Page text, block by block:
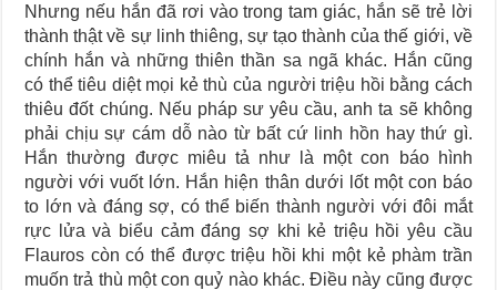
Nhưng nếu hắn đã rơi vào trong tam giác, hắn sẽ trẻ lời
thành thật về sự linh thiêng, sự tạo thành của thế giới, về
chính hắn và những thiên thần sa ngã khác. Hắn cũng
có thể tiêu diệt mọi kẻ thù của người triệu hồi bằng cách
thiêu đốt chúng. Nếu pháp sư yêu cầu, anh ta sẽ không
phải chịu sự cám dỗ nào từ bất cứ linh hồn hay thứ gì.
Hắn thường được miêu tả như là một con báo hình
người với vuốt lớn. Hắn hiện thân dưới lốt một con báo
to lớn và đáng sợ, có thể biến thành người với đôi mắt
rực lửa và biểu cảm đáng sợ khi kẻ triệu hồi yêu cầu
Flauros còn có thể được triệu hồi khi một kẻ phàm trần
muốn trả thù một con quỷ nào khác. Điều này cũng được